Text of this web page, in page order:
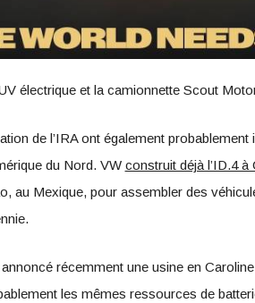
électrique et la camionnette Scout
de l’IRA ont également
du Nord. VW construit déjà l’ID.4 à
au Mexique, pour assembler des
récemment une usine en
les mêmes ressources de